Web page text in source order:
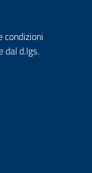
condizioni
d.lgs.